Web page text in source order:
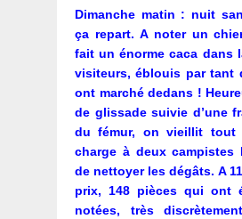
Dimanche matin : nuit
ça repart. A noter un
fait un énorme caca dans
visiteurs, éblouis par tant
ont marché dedans !
de glissade suivie d’une
du fémur, on vieillit tout
charge à deux campistes
de nettoyer les dégâts. A
prix, 148 pièces qui ont
notées, très